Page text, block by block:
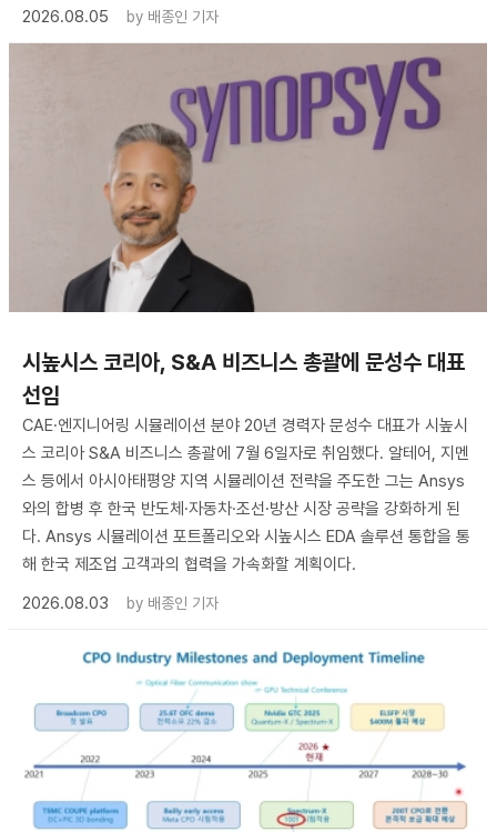
2026.08.05
by 배종인 기자
시높시스 코리아, S&A 비즈니스 총괄에 문성수 대표
선임
CAE·엔지니어링 시뮬레이션 분야 20년 경력자 문성수 대표가 시높시
스 코리아 S&A 비즈니스 총괄에 7월 6일자로 취임했다. 알테어, 지멘
스 등에서 아시아태평양 지역 시뮬레이션 전략을 주도한 그는 Ansys
와의 합병 후 한국 반도체·자동차·조선·방산 시장 공략을 강화하게 된
다. Ansys 시뮬레이션 포트폴리오와 시높시스 EDA 솔루션 통합을 통
해 한국 제조업 고객과의 협력을 가속화할 계획이다.
2026.08.03
by 배종인 기자